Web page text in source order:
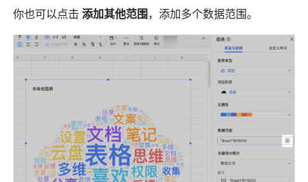
你也可以点击 添加其他范围，添加多个数据范围。